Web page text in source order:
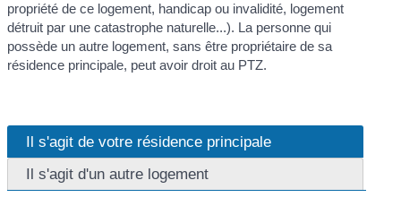
propriété de ce logement, handicap ou invalidité, logement
détruit par une catastrophe naturelle...). La personne qui
possède un autre logement, sans être propriétaire de sa
résidence principale, peut avoir droit au PTZ.
Il s'agit de votre résidence principale
Il s'agit d'un autre logement